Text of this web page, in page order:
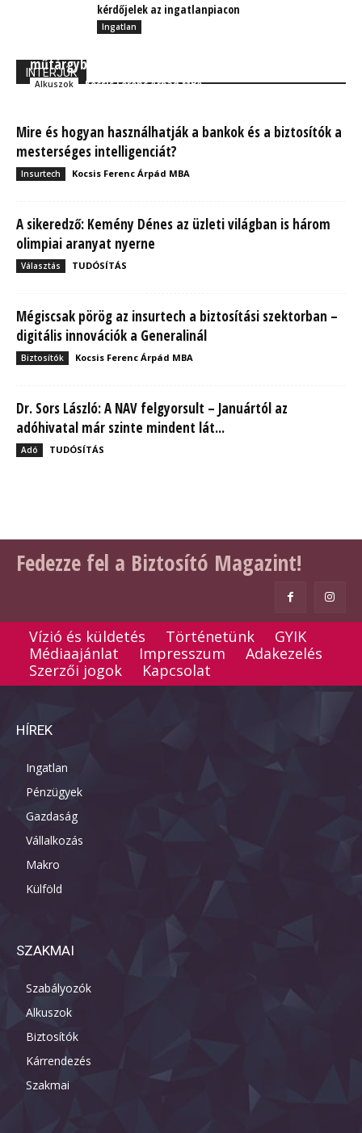
kérdőjelek az ingatlanpiacon
Ingatlan
INTERJÚK
műtárgybiztosítást a Nemzeti Bélyegmúzeum Kft.
Alkuszok Kocsis Ferenc Árpád MBA
Mire és hogyan használhatják a bankok és a biztosítók a
mesterséges intelligenciát?
Insurtech Kocsis Ferenc Árpád MBA
A sikeredző: Kemény Dénes az üzleti világban is három
olimpiai aranyat nyerne
Választás TUDÓSÍTÁS
Mégiscsak pörög az insurtech a biztosítási szektorban –
digitális innovációk a Generalinál
Biztosítók Kocsis Ferenc Árpád MBA
Dr. Sors László: A NAV felgyorsult – Januártól az
adóhivatal már szinte mindent lát...
Adó TUDÓSÍTÁS
Fedezze fel a Biztosító Magazint!
Vízió és küldetés Történetünk
GYIK
Médiaajánlat
Impresszum
Adakezelés
Szerzői jogok
Kapcsolat
HÍREK
Ingatlan
Pénzügyek
Gazdaság
Vállalkozás
Makro
Külföld
SZAKMAI
Szabályozók
Alkuszok
Biztosítók
Kárrendezés
Szakmai